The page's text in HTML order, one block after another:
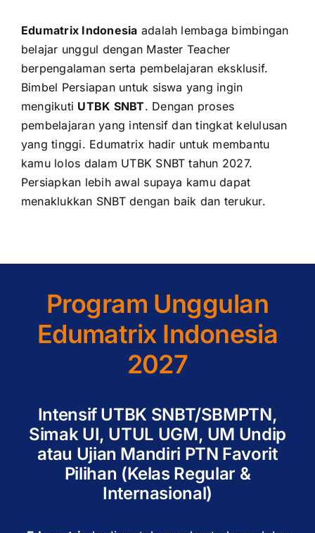
Edumatrix Indonesia adalah lembaga bimbingan
belajar unggul dengan Master Teacher
berpengalaman serta pembelajaran eksklusif.
Bimbel Persiapan untuk siswa yang ingin
mengikuti UTBK SNBT. Dengan proses
pembelajaran yang intensif dan tingkat kelulusan
yang tinggi. Edumatrix hadir untuk membantu
kamu lolos dalam UTBK SNBT tahun 2027.
Persiapkan lebih awal supaya kamu dapat
menaklukkan SNBT dengan baik dan terukur.
Program Unggulan
Edumatrix Indonesia
2027
Intensif UTBK SNBT/SBMPTN,
Simak UI, UTUL UGM, UM Undip
atau Ujian Mandiri PTN Favorit
Pilihan (Kelas Regular &
Internasional)